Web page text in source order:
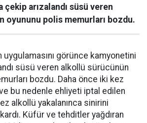
çekip arızalandı süsü veren
oyununu polis memurları bozdu.
görünce kamyonetini
süsü veren alkollü sürücünün
bozdu. Daha önce iki kez
bu nedenle ehliyeti iptal edilen
alkollü yakalanınca sinirini
Küfür ve tehditler yağdıran